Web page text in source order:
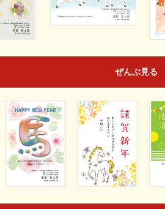
ぜんぶ見る